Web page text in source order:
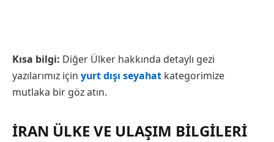
Kısa bilgi: Diğer Ülker hakkında detaylı gezi
yazılarımız için yurt dışı seyahat kategorimize
mutlaka bir göz atın.
İRAN ÜLKE VE ULAŞIM BILGILERI